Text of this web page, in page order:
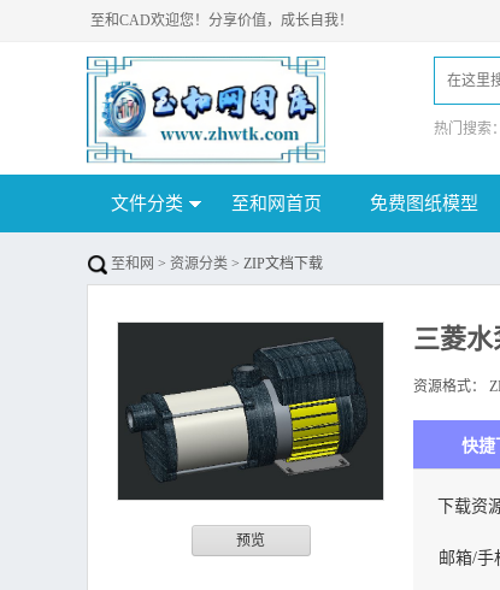
至和CAD欢迎您！分享价值，成长自我！
热门搜索：
文件分类 至和网首页 免费图纸模型
至和网 > 资源分类 > ZIP文档下载
预览
三菱水
资源格式：
快捷
下载资
邮箱/手